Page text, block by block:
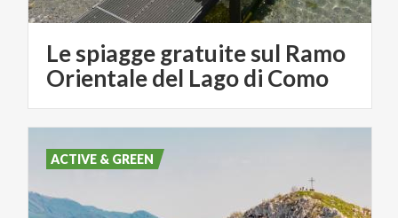
Le spiagge gratuite sul Ramo
Orientale del Lago di Como
ACTIVE & GREEN